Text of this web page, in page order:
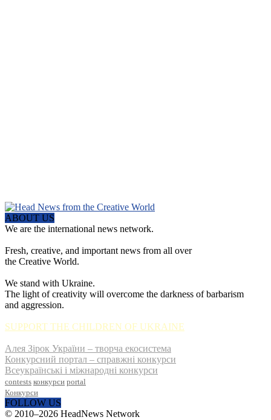
ABOUT US
We are the international news network.
Fresh, creative, and important news from all over
the Creative World.
We stand with Ukraine.
The light of creativity will overcome the darkness of barbarism
and aggression.
SUPPORT THE CHILDREN OF UKRAINE
Алея Зірок України – творча екосистема
Конкурсний портал – справжні конкурси
Всеукраїнські і міжнародні конкурси
contests конкурси portal
Конкурси
FOLLOW US
© 2010–2026 HeadNews Network